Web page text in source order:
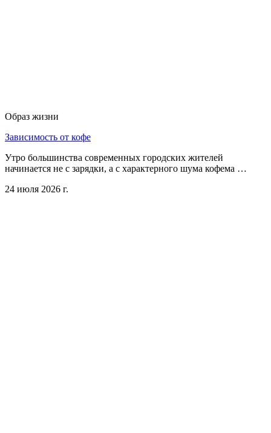
Образ жизни
Зависимость от кофе
Утро большинства современных городских жителей
начинается не с зарядки, а с характерного шума кофема …
24 июля 2026 г.